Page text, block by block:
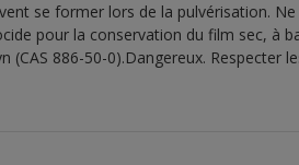
se former lors de la pulvérisation.
pour la conservation du film sec, à
(CAS 886-50-0).Dangereux. Respecter